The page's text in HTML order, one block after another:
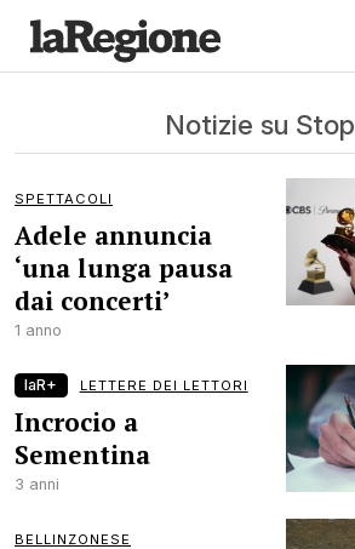
Notizie su Stop
SPETTACOLI
Adele annuncia
‘una lunga pausa
dai concerti’
1 anno
laR+ LETTERE DEI LETTORI
Incrocio a
Sementina
3 anni
BELLINZONESE